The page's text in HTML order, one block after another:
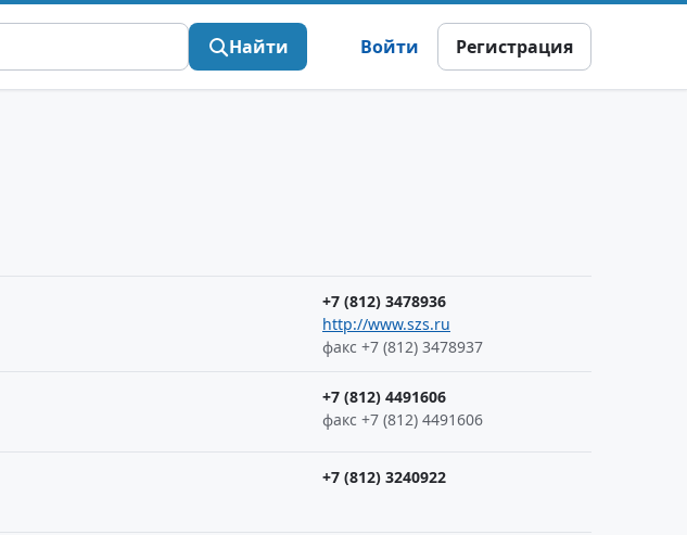
Найти Войти Регистрация
+7 (812) 3478936
http://www.szs.ru
факс +7 (812) 3478937
+7 (812) 4491606
факс +7 (812) 4491606
+7 (812) 3240922